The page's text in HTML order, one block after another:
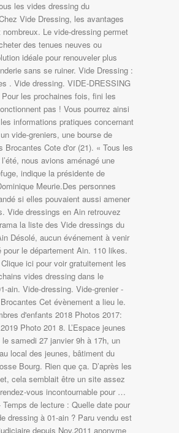
les vides dressing du
Vide Dressing, les avantages
Le vide-dressing permet
des tenues neuves ou
idéale pour renouveler plus
sans se ruiner. Vide Dressing :
. Vide dressing. VIDE-DRESSING
les prochaines fois, fini les
pas ! Vous pourrez ainsi
informations pratiques concernant
vide-greniers, une bourse de
Brocantes Cote d'or (21). « Tous les
nous avions aménagé une
indique la présidente de
Meurie.Des personnes
si elles pouvaient aussi amener
Vide dressings en Ain retrouvez
la liste des Vide dressings du
Désolé, aucun événement à venir
pour le département Ain. 110 likes.
ici pour voir gratuitement les
vides dressing dans le
ain. Vide-dressing. Vide-grenier -
Cet évènement a lieu le.
d'enfants 2018 Photos 2017:
Photo 201 8. L’Espace jeunes
samedi 27 janvier 9h à 17h, un
local des jeunes, bâtiment du
Bourg. Rien que ça. D’après les
cela semblait être un site assez
vous incontournable pour …
Temps de lecture : Quelle date pour
dressing à 01-ain ? Paru vendu est
depuis Nov.2011 anonyme